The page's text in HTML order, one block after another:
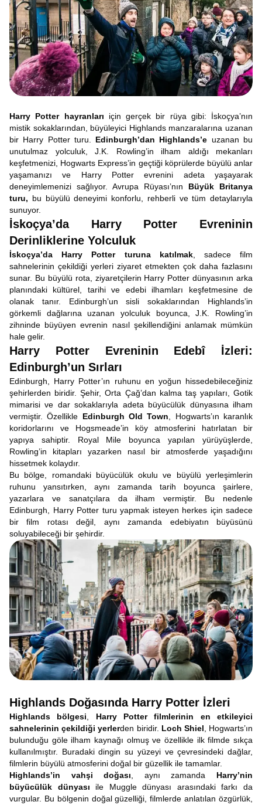
Harry Potter hayranları için gerçek bir rüya gibi: İskoçya’nın
mistik sokaklarından, büyüleyici Highlands manzaralarına uzanan
bir Harry Potter turu. Edinburgh’dan Highlands’e uzanan bu
unutulmaz yolculuk, J.K. Rowling’in ilham aldığı mekanları
keşfetmenizi, Hogwarts Express’in geçtiği köprülerde büyülü anlar
yaşamanızı ve Harry Potter evrenini adeta yaşayarak
deneyimlemenizi sağlıyor. Avrupa Rüyası’nın Büyük Britanya
turu, bu büyülü deneyimi konforlu, rehberli ve tüm detaylarıyla
sunuyor.
İskoçya’da Harry Potter Evreninin
Derinliklerine Yolculuk
İskoçya’da Harry Potter turuna katılmak, sadece film
sahnelerinin çekildiği yerleri ziyaret etmekten çok daha fazlasını
sunar. Bu büyülü rota, ziyaretçilerin Harry Potter dünyasının arka
planındaki kültürel, tarihi ve edebi ilhamları keşfetmesine de
olanak tanır. Edinburgh’un sisli sokaklarından Highlands’in
görkemli dağlarına uzanan yolculuk boyunca, J.K. Rowling’in
zihninde büyüyen evrenin nasıl şekillendiğini anlamak mümkün
hale gelir.
Harry Potter Evreninin Edebî İzleri:
Edinburgh’un Sırları
Edinburgh, Harry Potter’ın ruhunu en yoğun hissedebileceğiniz
şehirlerden biridir. Şehir, Orta Çağ’dan kalma taş yapıları, Gotik
mimarisi ve dar sokaklarıyla adeta büyücülük dünyasına ilham
vermiştir. Özellikle Edinburgh Old Town , Hogwarts’ın karanlık
koridorlarını ve Hogsmeade’in köy atmosferini hatırlatan bir
yapıya sahiptir. Royal Mile boyunca yapılan yürüyüşlerde,
Rowling’in kitapları yazarken nasıl bir atmosferde yaşadığını
hissetmek kolaydır.
Bu bölge, romandaki büyücülük okulu ve büyülü yerleşimlerin
ruhunu yansıtırken, aynı zamanda tarih boyunca şairlere,
yazarlara ve sanatçılara da ilham vermiştir. Bu nedenle
Edinburgh, Harry Potter turu yapmak isteyen herkes için sadece
bir film rotası değil, aynı zamanda edebiyatın büyüsünü
soluyabileceği bir şehirdir.
Highlands Doğasında Harry Potter İzleri
Highlands bölgesi
Harry Potter filmlerinin en etkileyici
sahnelerinin çekildiği yerlerden biridir. Loch Shiel , Hogwarts’ın
bulunduğu göle ilham kaynağı olmuş ve özellikle ilk filmde sıkça
kullanılmıştır. Buradaki dingin su yüzeyi ve çevresindeki dağlar,
filmlerin büyülü atmosferini doğal bir güzellik ile tamamlar.
Highlands’in vahşi doğası , aynı zamanda Harry’nin
büyücülük dünyası ile Muggle dünyası arasındaki farkı da
vurgular. Bu bölgenin doğal güzelliği, filmlerde anlatılan özgürlük,